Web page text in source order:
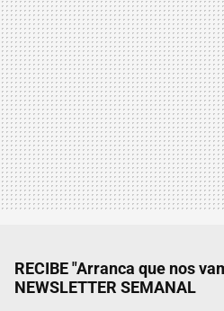
RECIBE "Arranca que nos
NEWSLETTER SEMANAL